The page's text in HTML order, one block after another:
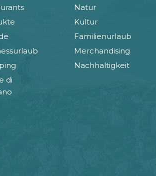
di
Natur
Kultur
Familienurlaub
Merchandising
Nachhaltigkeit